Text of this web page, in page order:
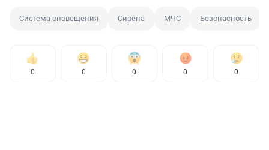
Система оповещения Сирена МЧС Безопасность
0 0 0 0 0